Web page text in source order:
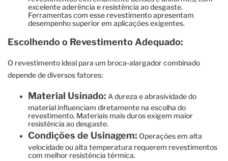
excelente aderência e resistência ao desgaste.
Ferramentas com esse revestimento apresentam
desempenho superior em aplicações exigentes.
Escolhendo o Revestimento Adequado:
O revestimento ideal para um broca-alargador combinado
depende de diversos fatores:
Material Usinado: A dureza e abrasividade do
material influenciam diretamente na escolha do
revestimento. Materiais mais duros exigem maior
resistência ao desgaste.
Condições de Usinagem: Operações em alta
velocidade ou alta temperatura requerem revestimentos
com melhor resistência térmica.